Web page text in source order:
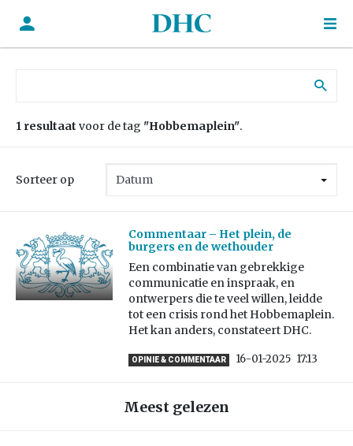
1 resultaat voor de tag "Hobbemaplein".
Sorteer op
Commentaar – Het plein, de
burgers en de wethouder
Een combinatie van gebrekkige
communicatie en inspraak, en
ontwerpers die te veel willen, leidde
tot een crisis rond het Hobbemaplein.
Het kan anders, constateert DHC.
OPINIE & COMMENTAAR 16-01-2025 17:13
Meest gelezen